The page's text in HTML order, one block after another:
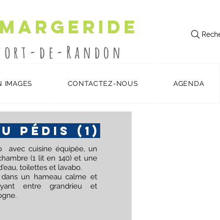
de-Randon
IMAGES CONTACTEZ-NOUS AGENDA
PÉDIS (1)
avec cuisine équipée, un
(1 lit en 140) et une
toilettes et lavabo.
un hameau calme et
entre grandrieu et